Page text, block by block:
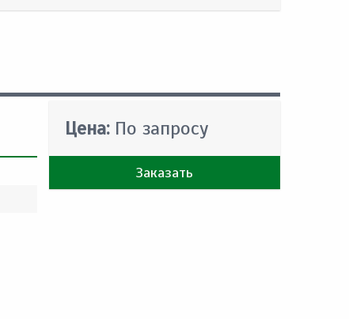
Цена: По запросу
Заказать